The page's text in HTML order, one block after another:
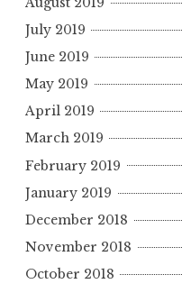
July 2019
June 2019
May 2019
April 2019
March 2019
February 2019
January 2019
December 2018
November 2018
October 2018